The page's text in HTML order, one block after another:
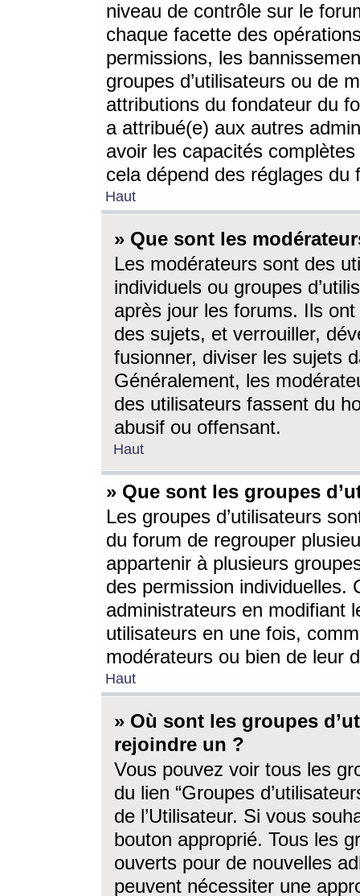
niveau de contrôle sur le
chaque facette des
permissions, les
groupes d’utilisateurs ou de
attributions du fondateur du
a attribué(e) aux autres
avoir les capacités
cela dépend des réglages du
Haut
» Que sont les
Les modérateurs sont des
individuels ou groupes
après jour les forums. Ils ont
des sujets, et verrouiller,
fusionner, diviser les sujets
Généralement, les
des utilisateurs fassent du
abusif ou offensant.
Haut
» Que sont les groupes
Les groupes d’utilisateurs
du forum de regrouper
appartenir à plusieurs
des permission individuelles.
administrateurs en modifiant
utilisateurs en une fois,
modérateurs ou bien de leur
Haut
» Où sont les groupes
rejoindre un ?
Vous pouvez voir tous les
du lien “Groupes
de l’Utilisateur. Si vous
bouton approprié. Tous les
ouverts pour de nouvelles
peuvent nécessiter une